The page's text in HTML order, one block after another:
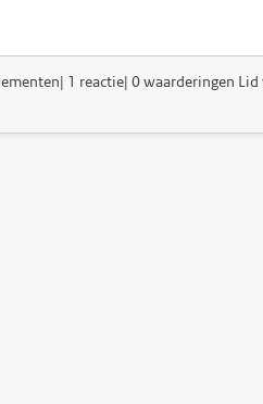
1 reactie| 0 waarderingen